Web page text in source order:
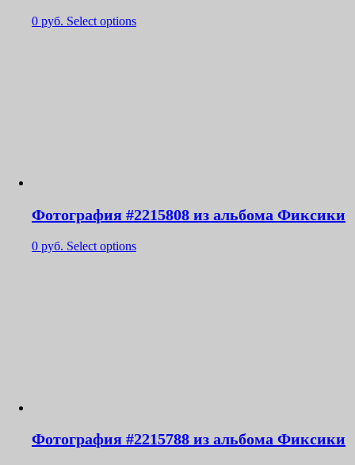
0 руб. Select options
Фотография #2215808 из альбома Фиксики
0 руб. Select options
Фотография #2215788 из альбома Фиксики